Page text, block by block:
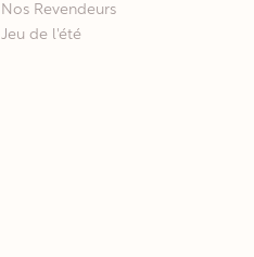
Nos Revendeurs
Jeu de l'été